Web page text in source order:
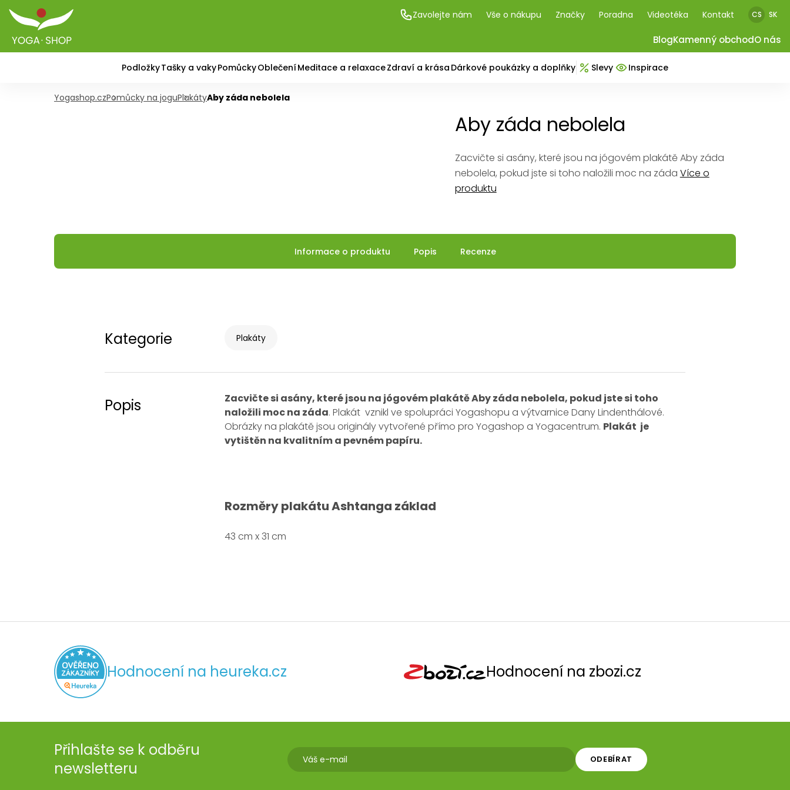
Zavolejte nám Vše o nákupu Značky Poradna Videotéka Kontakt CS SK
BlogKamenný obchodO nás
PodložkyTašky a vakyPomůckyOblečeníMeditace a relaxaceZdraví a krása Dárkové poukázky a doplňky Slevy Inspirace
Yogashop.czPomůcky na joguPlakátyAby záda nebolela
Aby záda nebolela
Zacvičte si asány, které jsou na jógovém plakátě Aby záda
nebolela, pokud jste si toho naložili moc na záda Více o
produktu
Informace o produktu Popis Recenze
Kategorie Plakáty
Popis
Zacvičte si asány, které jsou na jógovém plakátě Aby záda nebolela, pokud jste si toho
naložili moc na záda. Plakát vznikl ve spolupráci Yogashopu a výtvarnice Dany Lindenthálové.
Obrázky na plakátě jsou originály vytvořené přímo pro Yogashop a Yogacentrum. Plakát je
vytištěn na kvalitním a pevném papíru.
Rozměry plakátu Ashtanga základ
43 cm x 31 cm
Hodnocení na heureka.cz Hodnocení na zbozi.cz
Přihlašte se k odběru
newsletteru
ODEBÍRAT